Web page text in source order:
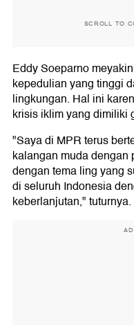
SCROLL TO
Eddy Soeparno
kepedulian yang tinggi
lingkungan. Hal ini
krisis iklim yang dimiliki
"Saya di MPR terus
kalangan muda dengan
dengan tema ling yang
di seluruh Indonesia
keberlanjutan," tuturnya.